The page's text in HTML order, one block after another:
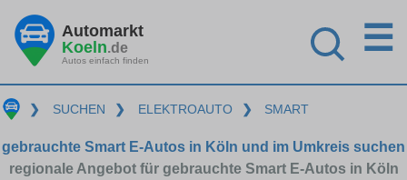
Automarkt
Koeln.de
Autos einfach finden
☰
❯ SUCHEN ❯ ELEKTROAUTO ❯ SMART
gebrauchte Smart E-Autos in Köln und im Umkreis suchen
regionale Angebot für gebrauchte Smart E-Autos in Köln